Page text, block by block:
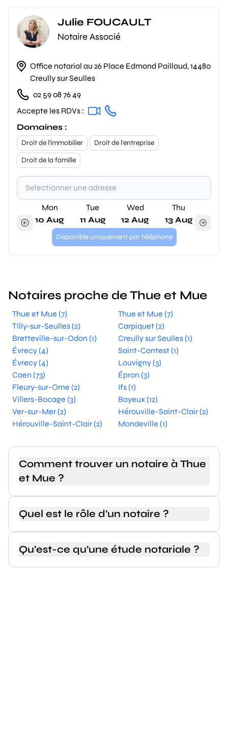
Julie FOUCAULT
Notaire Associé
Office notarial au 26 Place Edmond Paillaud, 14480
Creully sur Seulles
02 59 08 76 49
Accepte les RDVs :
Domaines :
Droit de l'immobilier
Droit de l'entreprise
Droit de la famille
Mon
10 Aug
Tue
11 Aug
Wed
12 Aug
Thu
13 Aug
Disponible uniquement par téléphone
Notaires proche de Thue et Mue
Thue et Mue (7)
Thue et Mue (7)
Tilly-sur-Seulles (2)
Carpiquet (2)
Bretteville-sur-Odon (1)
Creully sur Seulles (1)
Évrecy (4)
Saint-Contest (1)
Évrecy (4)
Louvigny (3)
Caen (73)
Épron (3)
Fleury-sur-Orne (2)
Ifs (1)
Villers-Bocage (3)
Bayeux (12)
Ver-sur-Mer (2)
Hérouville-Saint-Clair (2)
Hérouville-Saint-Clair (2)
Mondeville (1)
Comment trouver un notaire à Thue
et Mue ?
Quel est le rôle d’un notaire ?
Qu’est-ce qu’une étude notariale ?